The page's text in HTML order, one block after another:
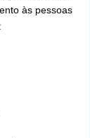
às pessoas